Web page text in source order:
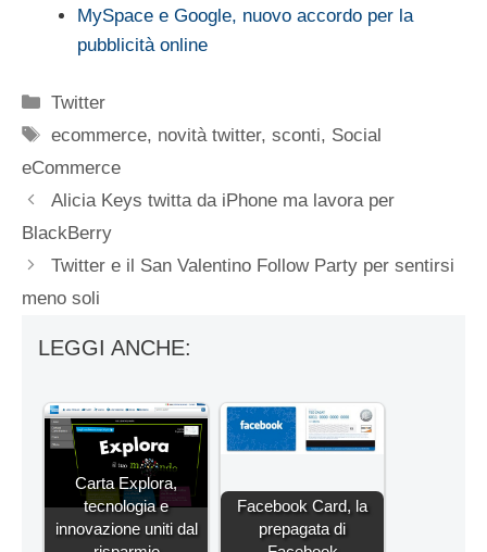
MySpace e Google, nuovo accordo per la
pubblicità online
Categorie
Twitter
Tag
ecommerce, novità twitter,sconti, Social
eCommerce
Alicia Keys twitta da iPhone ma lavora per
BlackBerry
Twitter e il San Valentino Follow Party per sentirsi
meno soli
LEGGI ANCHE:
Carta Explora,
tecnologia e
innovazione uniti dal
Facebook Card, la
prepagata di